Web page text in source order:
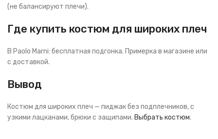
(не балансируют плечи).
Где купить костюм для широких плеч
В Paolo Marni: бесплатная подгонка. Примерка в магазине или
с доставкой.
Вывод
Костюм для широких плеч — пиджак без подплечников, с
узкими лацканами, брюки с защипами. Выбрать костюм.